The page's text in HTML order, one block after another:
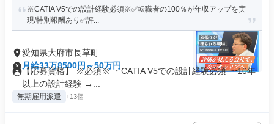
※CATIA V5での設計経験必須※✅転職者の100％が年収アップを実
現/特別報酬あり✅評...
愛知県大府市長草町
月給33万8500円～50万円
【応募資格】 ※必須※ ・CATIA V5での設計経験必須 ・10年
以上の設計経験 →...
無期雇用派遣 +13個